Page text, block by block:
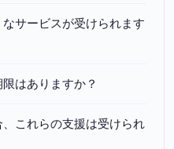
サービスが受けられます
はありますか？
これらの支援は受けられ